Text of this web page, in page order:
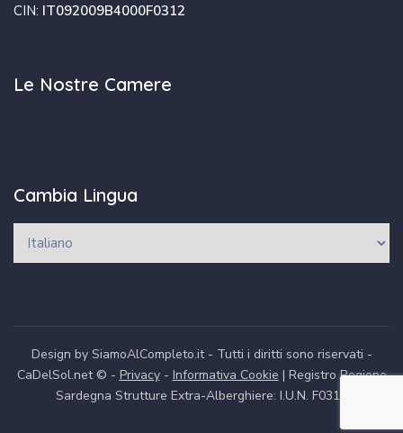
CIN: IT092009B4000F0312
Le Nostre Camere
Cambia Lingua
Design by SiamoAlCompleto.it - Tutti i diritti sono riservati -
CaDelSol.net © - Privacy- Informativa Cookie | Registro Regione
Sardegna Strutture Extra-Alberghiere: I.U.N. F0312